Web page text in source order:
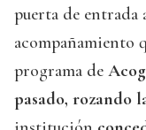
puerta de entrada
acompañamiento
programa de
pasado, rozando